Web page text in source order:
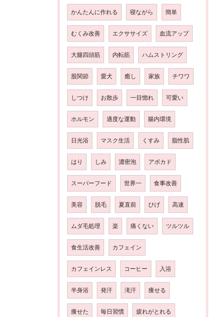
かんたんに作れる 寝ながら 簡単
むくみ改善 エクササイズ 血流アップ
大腿四頭筋 内転筋 ハムストリング
股関節 愛犬 癒し 家族 チワワ
しつけ お散歩 一目惚れ 可愛い
ホルモン 適度な運動 腸内環境
日光浴 マスク生活 くすみ 脂性肌
はり しみ 濃密泡 アボカド
スーパーフード 世界一 食事改善
美容 脱毛 夏直前 ひげ 高速
ムダ毛処理 楽 痛くない ツルツル
食生活改善 カフェイン
カフェインレス コーヒー 入浴
半身浴 発汗 滝汗 痩せる
痩せた 毎日習慣 疲れがとれる